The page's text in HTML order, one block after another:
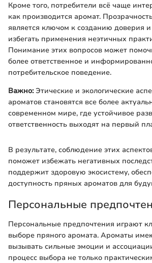
Кроме того, потребители всё чаще
как производится аромат.
является ключом к созданию доверия и
избегать применения неэтичных
Понимание этих вопросов может
более ответственное и
потребительское поведение.
Важно:Этические и экологические
ароматов становятся все более
современном мире, где устойчивое
ответственность выходят на первый
В результате, соблюдение этих
поможет избежать негативных
поддержит здоровую экосистему,
доступность пряных ароматов для
Персональные
Персональные предпочтения играют
выборе пряного аромата. Ароматы
вызывать сильные эмоции и
процесс выбора не только